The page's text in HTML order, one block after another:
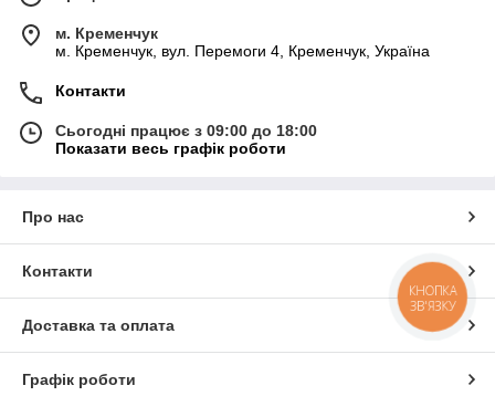
м. Кременчук
м. Кременчук, вул. Перемоги 4, Кременчук, Україна
Контакти
Сьогодні працює з 09:00 до 18:00
Показати весь графік роботи
Про нас
Контакти
Доставка та оплата
Графік роботи
КНОПКА
ЗВ'ЯЗКУ